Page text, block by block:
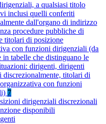
a qualsiasi titolo
inclusi quelli conferiti
dall'organo di indirizzo
procedure pubbliche di
titolari di posizione
con funzioni dirigenziali (da
in tabelle che distinguano le
dirigenti, dirigenti
discrezionalmente, titolari di
con funzioni
7
dirigenziali discrezionali
disponibili